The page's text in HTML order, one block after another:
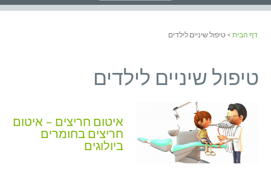
דף הבית > טיפול שיניים לילדים
טיפול שיניים לילדים
איטום חריצים – איטום
חריצים בחומרים
ביולוגים